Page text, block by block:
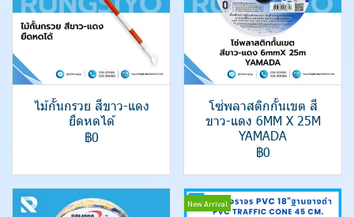
ไม้กั้นกรวย สีขาว-แดง
ยืดหดได้
฿0
โซ่พลาสติกกั้นเขต สี
ขาว-แดง 6MM X 25M
YAMADA
฿0
New Arrival